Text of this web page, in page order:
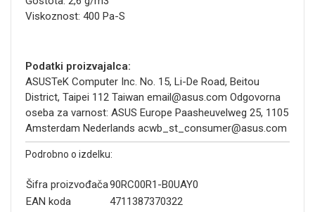
Viskoznost: 400 Pa-S
Podatki proizvajalca:
ASUSTeK Computer Inc. No. 15, Li-De Road, Beitou
District, Taipei 112 Taiwan email@asus.com Odgovorna
oseba za varnost: ASUS Europe Paasheuvelweg 25, 1105
Amsterdam Nederlands acwb_st_consumer@asus.com
Podrobno o izdelku:
Šifra proizvođača90RC00R1-B0UAY0
EAN koda
4711387370322